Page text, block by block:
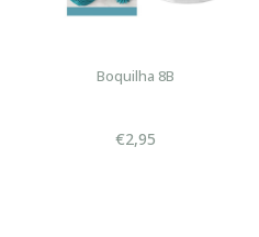
Boquilha 8B
€2,95